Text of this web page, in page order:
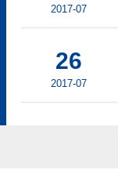
2017-07
26
2017-07